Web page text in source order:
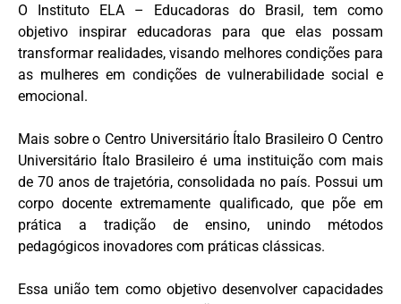
O Instituto ELA – Educadoras do Brasil, tem como
objetivo inspirar educadoras para que elas possam
transformar realidades, visando melhores condições para
as mulheres em condições de vulnerabilidade social e
emocional.
Mais sobre o Centro Universitário Ítalo Brasileiro O Centro
Universitário Ítalo Brasileiro é uma instituição com mais
de 70 anos de trajetória, consolidada no país. Possui um
corpo docente extremamente qualificado, que põe em
prática a tradição de ensino, unindo métodos
pedagógicos inovadores com práticas clássicas.
Essa união tem como objetivo desenvolver capacidades